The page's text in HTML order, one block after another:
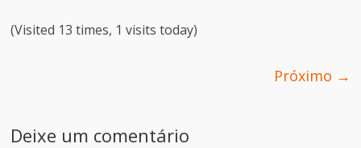
(Visited 13 times, 1 visits today)
Próximo →
Deixe um comentário